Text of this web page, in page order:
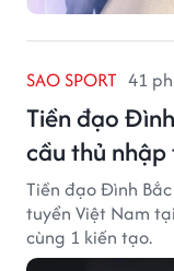
SAO SPORT 41
Tiền đạo
cầu thủ
Tiền đạo Đình
tuyển Việt Nam
cùng 1 kiến tạo.